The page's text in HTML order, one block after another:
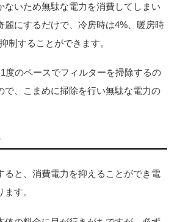
ないため無駄な電力を消費してしまい
麗にするだけで、冷房時は4%、暖房時
制することができます。
度のペースでフィルターを掃除するの
で、こまめに掃除を行い無駄な電力の
ると、消費電力を抑えることができ電
す。